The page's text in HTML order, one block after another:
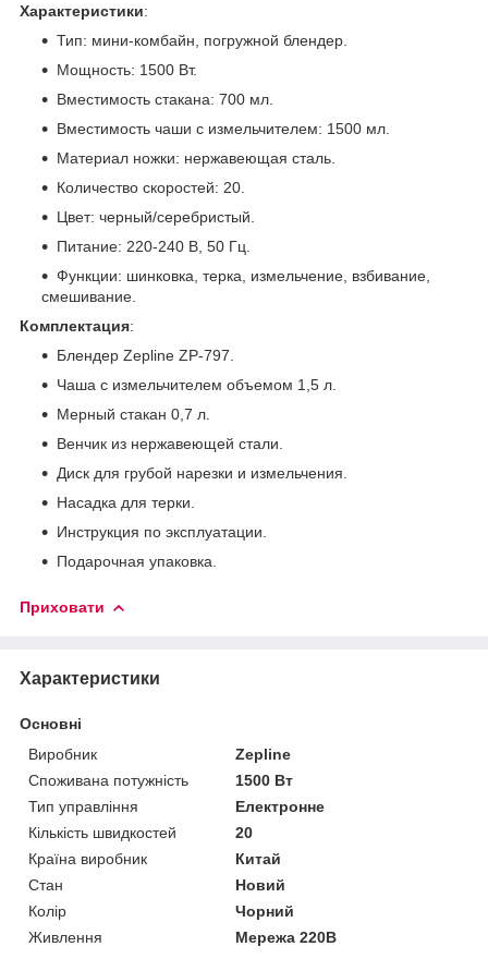
Характеристики:
Тип: мини-комбайн, погружной блендер.
Мощность: 1500 Вт.
Вместимость стакана: 700 мл.
Вместимость чаши с измельчителем: 1500 мл.
Материал ножки: нержавеющая сталь.
Количество скоростей: 20.
Цвет: черный/серебристый.
Питание: 220-240 В, 50 Гц.
Функции: шинковка, терка, измельчение, взбивание,
смешивание.
Комплектация:
Блендер Zepline ZP-797.
Чаша с измельчителем объемом 1,5 л.
Мерный стакан 0,7 л.
Венчик из нержавеющей стали.
Диск для грубой нарезки и измельчения.
Насадка для терки.
Инструкция по эксплуатации.
Подарочная упаковка.
Приховати
Характеристики
Основні
Виробник
Zepline
Споживана потужність
1500 Вт
Тип управління
Електронне
Кількість швидкостей
20
Країна виробник
Китай
Стан
Новий
Колір
Чорний
Живлення
Мережа 220В